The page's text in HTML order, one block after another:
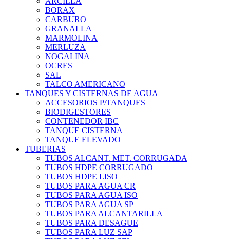
BORAX
CARBURO
GRANALLA
MARMOLINA
MERLUZA
NOGALINA
OCRES
SAL
TALCO AMERICANO
TANQUES Y CISTERNAS DE AGUA
ACCESORIOS P/TANQUES
BIODIGESTORES
CONTENEDOR IBC
TANQUE CISTERNA
TANQUE ELEVADO
TUBERIAS
TUBOS ALCANT. MET. CORRUGADA
TUBOS HDPE CORRUGADO
TUBOS HDPE LISO
TUBOS PARA AGUA CR
TUBOS PARA AGUA ISO
TUBOS PARA AGUA SP
TUBOS PARA ALCANTARILLA
TUBOS PARA DESAGUE
TUBOS PARA LUZ SAP